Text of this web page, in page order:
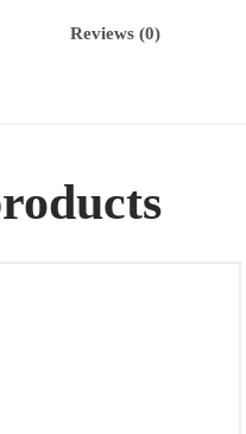
Reviews (0)